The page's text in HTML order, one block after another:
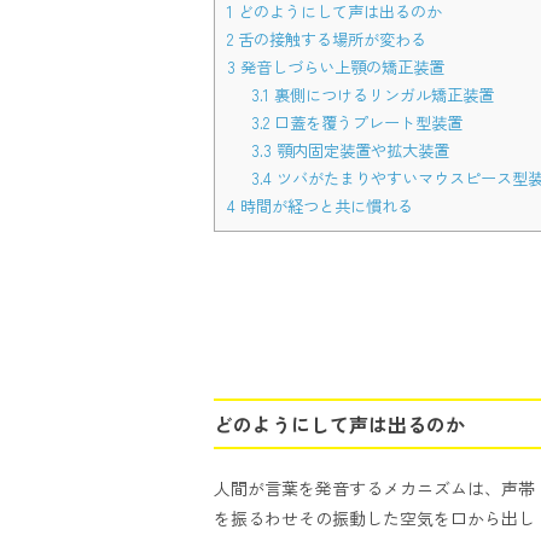
1 どのようにして声は出るのか
2 舌の接触する場所が変わる
3 発音しづらい上顎の矯正装置
3.1 裏側につけるリンガル矯正装置
3.2口蓋を覆うプレート型装置
3.3 顎内固定装置や拡大装置
3.4ツバがたまりやすいマウスピース型
4 時間が経つと共に慣れる
どのようにして声は出るのか
人間が言葉を発音するメカニズムは、声帯
を振るわせその振動した空気を口から出し